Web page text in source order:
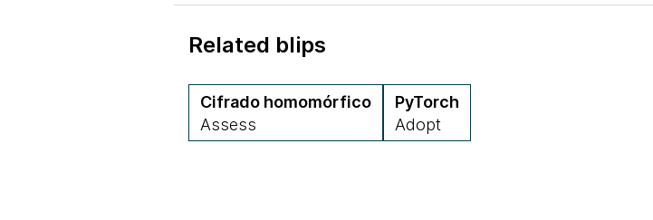
Related blips
Cifrado homomórfico
Assess
PyTorch
Adopt